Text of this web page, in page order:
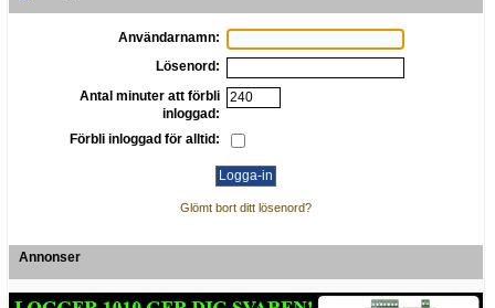
Användarnamn:
Lösenord:
Antal minuter att förbli
inloggad:
Förbli inloggad för alltid:
Glömt bort ditt lösenord?
Annonser